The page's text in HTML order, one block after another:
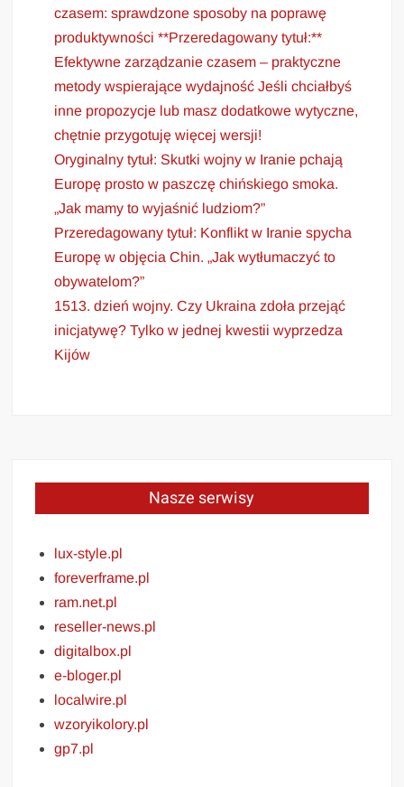
czasem: sprawdzone sposoby na poprawę
produktywności **Przeredagowany tytuł:**
Efektywne zarządzanie czasem – praktyczne
metody wspierające wydajność Jeśli chciałbyś
inne propozycje lub masz dodatkowe wytyczne,
chętnie przygotuję więcej wersji!
Oryginalny tytuł: Skutki wojny w Iranie pchają
Europę prosto w paszczę chińskiego smoka.
„Jak mamy to wyjaśnić ludziom?”
Przeredagowany tytuł: Konflikt w Iranie spycha
Europę w objęcia Chin. „Jak wytłumaczyć to
obywatelom?”
1513. dzień wojny. Czy Ukraina zdoła przejąć
inicjatywę? Tylko w jednej kwestii wyprzedza
Kijów
Nasze serwisy
lux-style.pl
foreverframe.pl
ram.net.pl
reseller-news.pl
digitalbox.pl
e-bloger.pl
localwire.pl
wzoryikolory.pl
gp7.pl